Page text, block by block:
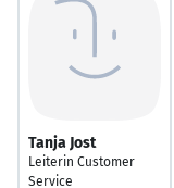
Tanja Jost
Leiterin Customer
Service